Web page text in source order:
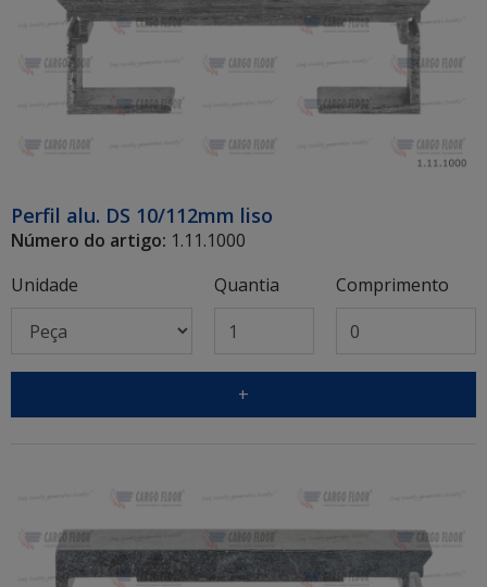
Perfil alu. DS 10/112mm liso
Número do artigo: 1.11.1000
Unidade
Quantia Comprimento
+